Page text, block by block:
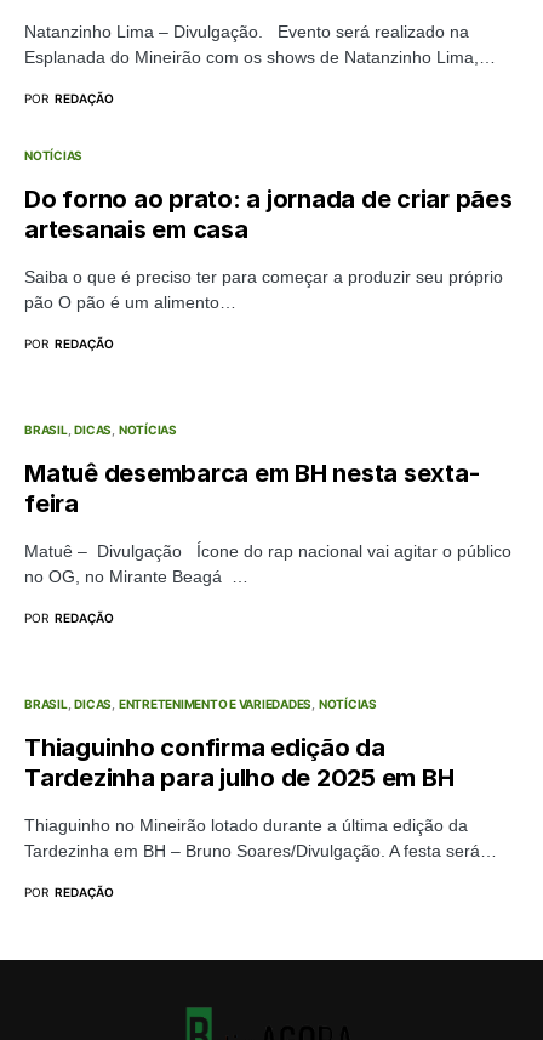
Natanzinho Lima – Divulgação. Evento será realizado na
Esplanada do Mineirão com os shows de Natanzinho Lima,…
POR REDAÇÃO
NOTÍCIAS
Do forno ao prato: a jornada de criar pães
artesanais em casa
Saiba o que é preciso ter para começar a produzir seu próprio
pão O pão é um alimento…
POR REDAÇÃO
BRASIL DICAS NOTÍCIAS
Matuê desembarca em BH nesta sexta-
feira
Matuê – Divulgação Ícone do rap nacional vai agitar o público
no OG, no Mirante Beagá …
POR REDAÇÃO
BRASIL DICAS ENTRETENIMENTO E VARIEDADES NOTÍCIAS
Thiaguinho confirma edição da
Tardezinha para julho de 2025 em BH
Thiaguinho no Mineirão lotado durante a última edição da
Tardezinha em BH – Bruno Soares/Divulgação. A festa será…
POR REDAÇÃO